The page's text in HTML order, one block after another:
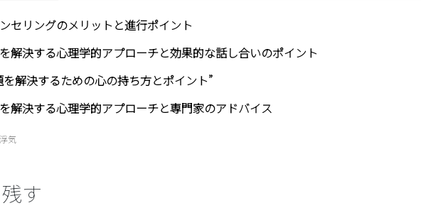
セリングのメリットと進行ポイント
解決する心理学的アプローチと効果的な話し合いのポイント
を解決するための心の持ち方とポイント”
解決する心理学的アプローチと専門家のアドバイス
気
す